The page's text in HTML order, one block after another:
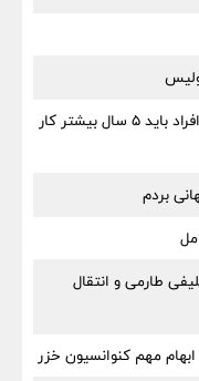
شرط جدید بازنشستگی اجرایی شد؛ این افراد باید ۵ سال بیشتر کار
بردم
طارمی و انتقال